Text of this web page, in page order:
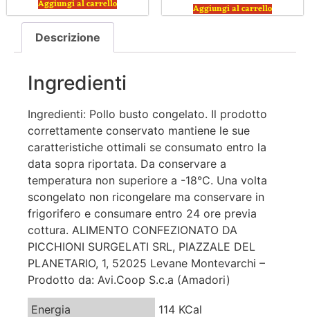
Aggiungi al carrello Aggiungi al carrello
Descrizione
Ingredienti
Ingredienti: Pollo busto congelato. Il prodotto
correttamente conservato mantiene le sue
caratteristiche ottimali se consumato entro la
data sopra riportata. Da conservare a
temperatura non superiore a -18°C. Una volta
scongelato non ricongelare ma conservare in
frigorifero e consumare entro 24 ore previa
cottura. ALIMENTO CONFEZIONATO DA
PICCHIONI SURGELATI SRL, PIAZZALE DEL
PLANETARIO, 1, 52025 Levane Montevarchi –
Prodotto da: Avi.Coop S.c.a (Amadori)
Energia
114 KCal